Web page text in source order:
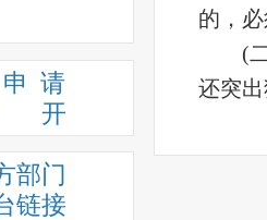
请
开
部门
链接
的，
(
还突
为